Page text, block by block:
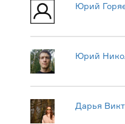
Юрий
Юрий
Дарья